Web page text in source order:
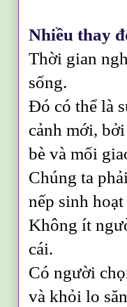
Nhiều thay
Thời gian
sống.
Đó có thể là
cảnh mới,
bè và mối
Chúng ta
nếp sinh
Không ít
cái.
Có người
và khỏi lo